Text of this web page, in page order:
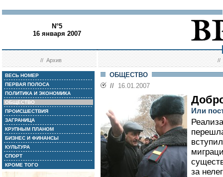
N°5
16 января 2007
//Архив //
ВЕСЬ НОМЕР
ПЕРВАЯ ПОЛОСА
ПОЛИТИКА И ЭКОНОМИКА
ОБЩЕСТВО
ПРОИСШЕСТВИЯ
ЗАГРАНИЦА
КРУПНЫМ ПЛАНОМ
БИЗНЕС И ФИНАНСЫ
КУЛЬТУРА
СПОРТ
КРОМЕ ТОГО
ОБЩЕСТВО
// 16.01.2007
Или
за